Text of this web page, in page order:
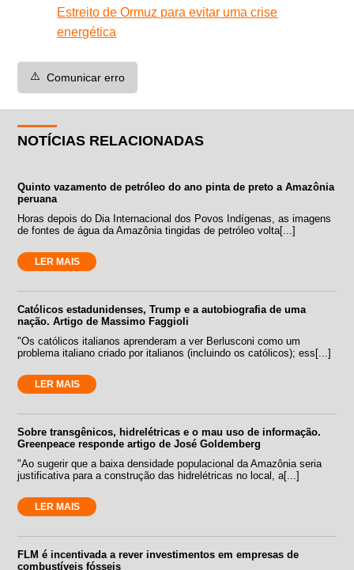
Estreito de Ormuz para evitar uma crise
energética
⚠️ Comunicar erro
NOTÍCIAS RELACIONADAS
Quinto vazamento de petróleo do ano pinta de preto a Amazônia
peruana
Horas depois do Dia Internacional dos Povos Indígenas, as imagens
de fontes de água da Amazônia tingidas de petróleo volta[...]
LER MAIS
Católicos estadunidenses, Trump e a autobiografia de uma
nação. Artigo de Massimo Faggioli
"Os católicos italianos aprenderam a ver Berlusconi como um
problema italiano criado por italianos (incluindo os católicos); ess[...]
LER MAIS
Sobre transgênicos, hidrelétricas e o mau uso de informação.
Greenpeace responde artigo de José Goldemberg
"Ao sugerir que a baixa densidade populacional da Amazônia seria
justificativa para a construção das hidrelétricas no local, a[...]
LER MAIS
FLM é incentivada a rever investimentos em empresas de
combustíveis fósseis